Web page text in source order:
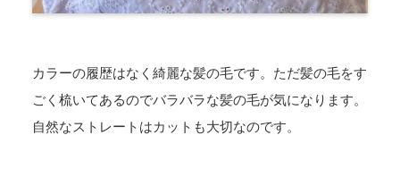
カラーの履歴はなく綺麗な髪の毛です。ただ髪の毛をす
ごく梳いてあるのでバラバラな髪の毛が気になります。
自然なストレートはカットも大切なのです。